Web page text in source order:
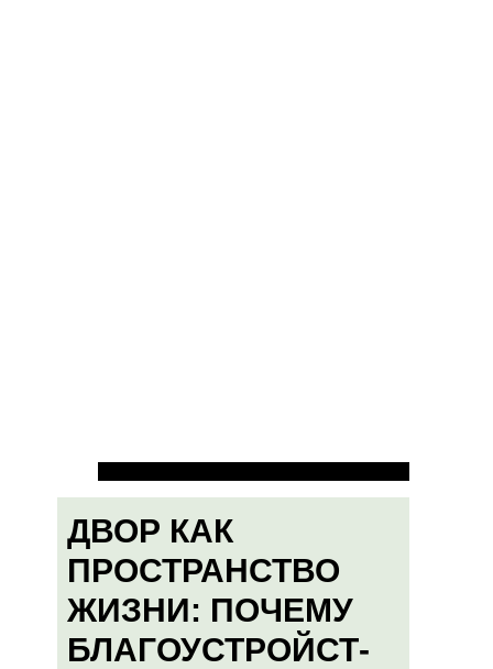
ДВОР КАК
ПРОСТРАНСТВО
ЖИЗНИ: ПОЧЕМУ
БЛАГОУСТРОЙСТ-